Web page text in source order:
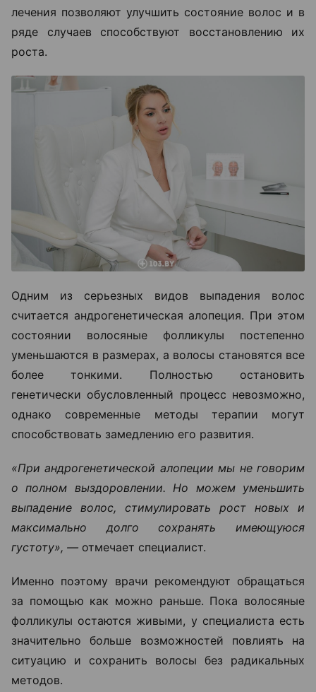
лечения позволяют улучшить состояние волос и в
ряде случаев способствуют восстановлению их
роста.
Одним из серьезных видов выпадения волос
считается андрогенетическая алопеция. При этом
состоянии волосяные фолликулы постепенно
уменьшаются в размерах, а волосы становятся все
более тонкими. Полностью остановить
генетически обусловленный процесс невозможно,
однако современные методы терапии могут
способствовать замедлению его развития.
«При андрогенетической алопеции мы не говорим
о полном выздоровлении. Но можем уменьшить
выпадение волос, стимулировать рост новых и
максимально долго сохранять имеющуюся
густоту», — отмечает специалист.
Именно поэтому врачи рекомендуют обращаться
за помощью как можно раньше. Пока волосяные
фолликулы остаются живыми, у специалиста есть
значительно больше возможностей повлиять на
ситуацию и сохранить волосы без радикальных
методов.